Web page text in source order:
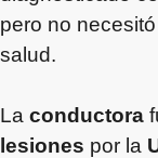
pero no
salud.
La conductora
lesiones por la